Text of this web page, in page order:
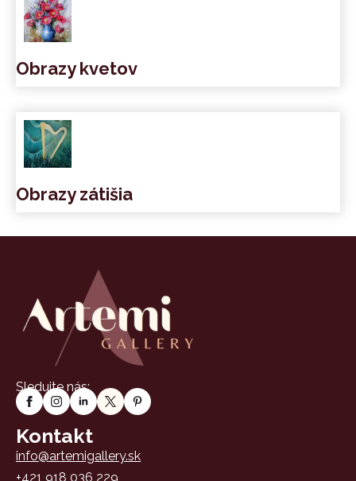
Obrazy kvetov
Obrazy zátišia
Sledujte nás:
Kontakt
info@artemigallery.sk
+421 918 036 229